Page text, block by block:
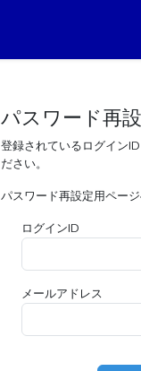
パスワード再
登録されているログイン
ださい。
パスワード再設定用ペー
ログインID
メールアドレス